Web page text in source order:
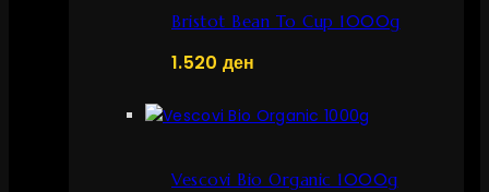
Bristot Bean To Cup 1000g
1.520 ден
Vescovi Bio Organic 1000g